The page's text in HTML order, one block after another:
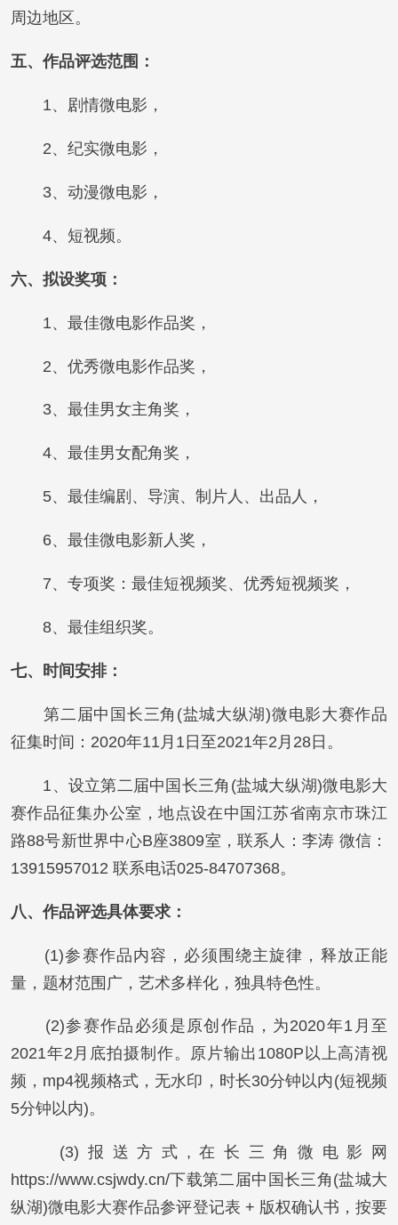
周边地区。
五、作品评选范围：
1、剧情微电影，
2、纪实微电影，
3、动漫微电影，
4、短视频。
六、拟设奖项：
1、最佳微电影作品奖，
2、优秀微电影作品奖，
3、最佳男女主角奖，
4、最佳男女配角奖，
5、最佳编剧、导演、制片人、出品人，
6、最佳微电影新人奖，
7、专项奖：最佳短视频奖、优秀短视频奖，
8、最佳组织奖。
七、时间安排：
第二届中国长三角(盐城大纵湖)微电影大赛作品
征集时间：2020年11月1日至2021年2月28日。
1、设立第二届中国长三角(盐城大纵湖)微电影大
赛作品征集办公室，地点设在中国江苏省南京市珠江
路88号新世界中心B座3809室，联系人：李涛 微信：
13915957012 联系电话025-84707368。
八、作品评选具体要求：
(1)参赛作品内容，必须围绕主旋律，释放正能
量，题材范围广，艺术多样化，独具特色性。
(2)参赛作品必须是原创作品，为2020年1月至
2021年2月底拍摄制作。原片输出1080P以上高清视
频，mp4视频格式，无水印，时长30分钟以内(短视频
5分钟以内)。
(3)报送方式,在长三角微电影网
https://www.csjwdy.cn/下载第二届中国长三角(盐城大
纵湖)微电影大赛作品参评登记表 + 版权确认书，按要